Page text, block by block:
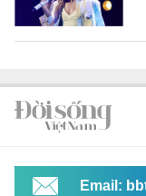
Email: